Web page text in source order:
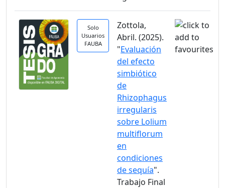
Solo
Usuarios
FAUBA
Zottola,
Abril. (2025).
"Evaluación
del efecto
simbiótico
de
Rhizophagus
irregularis
sobre Lolium
multiflorum
en
condiciones
de sequía".
Trabajo Final